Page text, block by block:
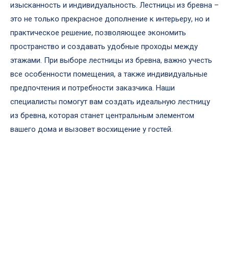
изысканность и индивидуальность. Лестницы из бревна –
это не только прекрасное дополнение к интерьеру, но и
практическое решение, позволяющее экономить
пространство и создавать удобные проходы между
этажами. При выборе лестницы из бревна, важно учесть
все особенности помещения, а также индивидуальные
предпочтения и потребности заказчика. Наши
специалисты помогут вам создать идеальную лестницу
из бревна, которая станет центральным элементом
вашего дома и вызовет восхищение у гостей.